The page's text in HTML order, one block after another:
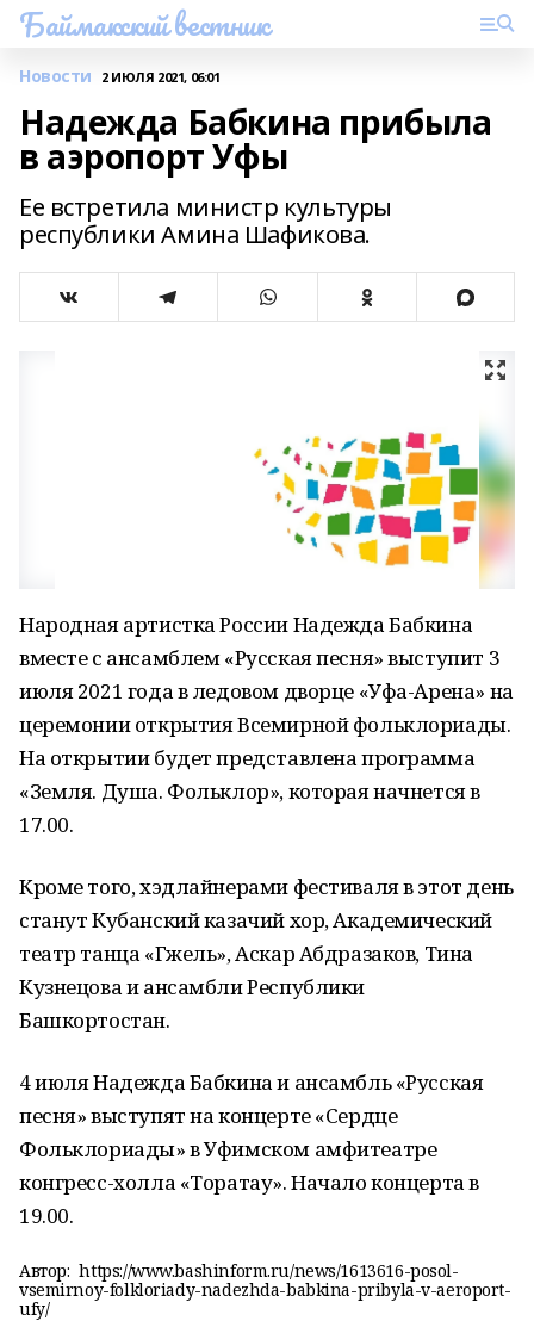
Баймакский вестник
Новости 2 ИЮЛЯ 2021, 06:01
Надежда Бабкина прибыла
в аэропорт Уфы
Ее встретила министр культуры
республики Амина Шафикова.
Народная артистка России Надежда Бабкина
вместе с ансамблем «Русская песня» выступит 3
июля 2021 года в ледовом дворце «Уфа-Арена» на
церемонии открытия Всемирной фольклориады.
На открытии будет представлена программа
«Земля. Душа. Фольклор», которая начнется в
17.00.
Кроме того, хэдлайнерами фестиваля в этот день
станут Кубанский казачий хор, Академический
театр танца «Гжель», Аскар Абдразаков, Тина
Кузнецова и ансамбли Республики
Башкортостан.
4 июля Надежда Бабкина и ансамбль «Русская
песня» выступят на концерте «Сердце
Фольклориады» в Уфимском амфитеатре
конгресс-холла «Торатау». Начало концерта в
19.00.
Автор: https://www.bashinform.ru/news/1613616-posol-
vsemirnoy-folkloriady-nadezhda-babkina-pribyla-v-aeroport-
ufy/